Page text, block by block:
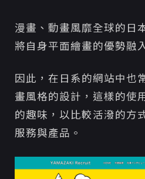
漫畫、動畫風靡全球的日
將自身平面繪畫的優勢融
因此，在日系的網站中也
畫風格的設計，這樣的使
的趣味，以比較活潑的方
服務與產品。